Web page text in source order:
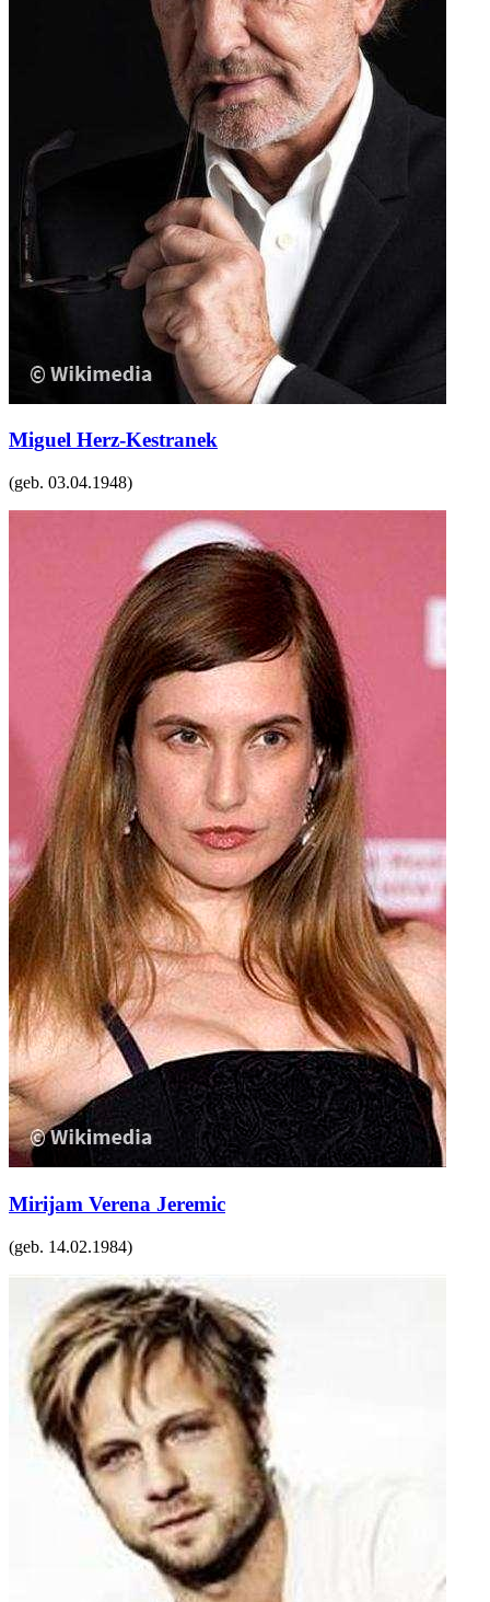
Miguel Herz-Kestranek
(geb. 03.04.1948)
Mirijam Verena Jeremic
(geb. 14.02.1984)